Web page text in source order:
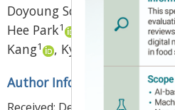
Doyoung Song Do-
Hee Park1 Jeom-Leon Park
Kang1 , Kyung-Sik Ham1,*
Author Information &